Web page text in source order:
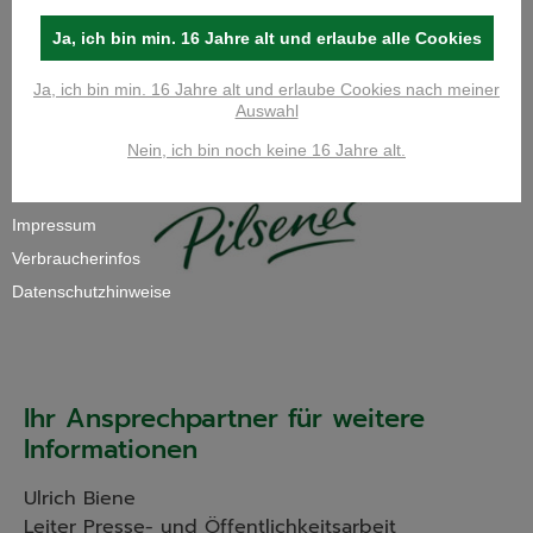
Ihr Ansprechpartner für weitere
Informationen
Ulrich Biene
Leiter Presse- und Öffentlichkeitsarbeit
Ja, ich bin min. 16 Jahre alt und erlaube alle Cookies
Ja, ich bin min. 16 Jahre alt und erlaube Cookies nach meiner
Auswahl
Nein, ich bin noch keine 16 Jahre alt.
Impressum
Verbraucherinfos
Datenschutzhinweise